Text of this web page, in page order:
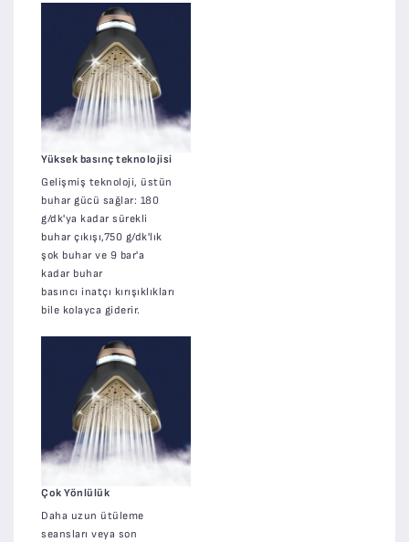
Yüksek basınç teknolojisi
Gelişmiş teknoloji, üstün
buhar gücü sağlar: 180
g/dk'ya kadar sürekli
buhar çıkışı,750 g/dk'lık
şok buhar ve 9 bar'a
kadar buhar
basıncı inatçı kırışıklıkları
bile kolayca giderir.
Çok Yönlülük
Daha uzun ütüleme
seansları veya son